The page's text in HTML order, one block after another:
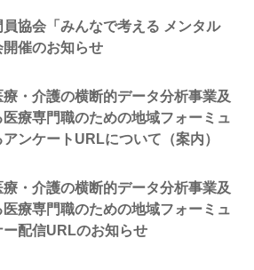
協会「みんなで考える メンタル
催のお知らせ
・介護の横断的データ分析事業及
療専門職のための地域フォーミュ
ンケートURLについて（案内）
・介護の横断的データ分析事業及
療専門職のための地域フォーミュ
配信URLのお知らせ